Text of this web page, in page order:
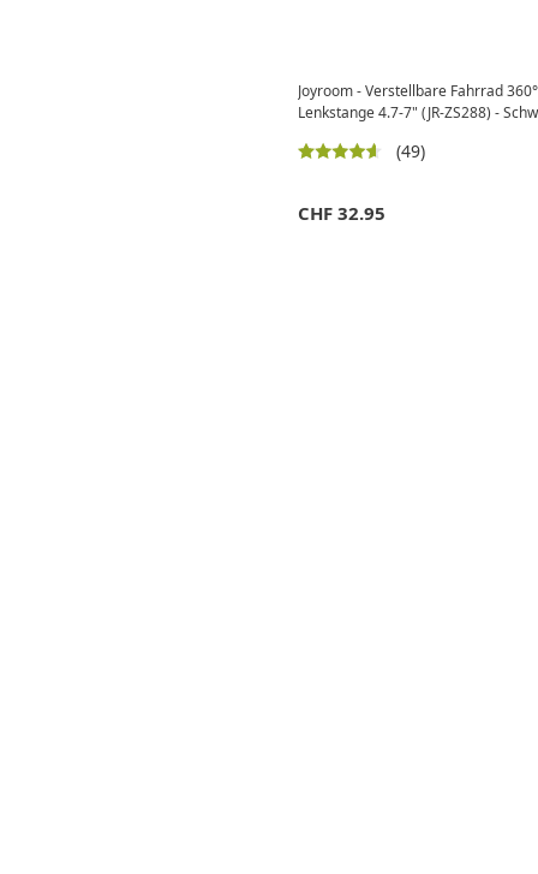
Joyroom - Verstellbare Fahrrad
Lenkstange 4.7-7" (JR-ZS288) -
(49)
CHF 32.95